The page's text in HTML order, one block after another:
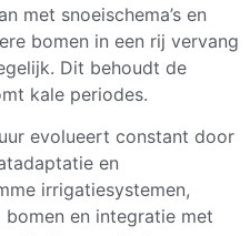
met snoeischema’s en
bomen in een rij vervang
Dit behoudt de
kale periodes.
evolueert constant door
en
irrigatiesystemen,
en integratie met